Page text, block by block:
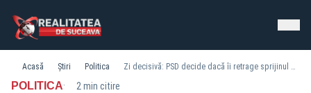
Acasă Știri Politica Zi decisivă: PSD decide dacă îi retrage sprijinul premierului Ilie Bolojan
POLITICA· 2 min citire